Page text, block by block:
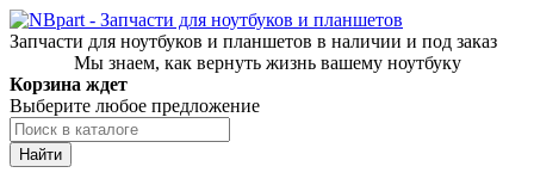
Запчасти для ноутбуков и планшетов в наличии и под заказ
Мы знаем, как вернуть жизнь вашему ноутбуку
Корзина ждет
Выберите любое предложение
Найти